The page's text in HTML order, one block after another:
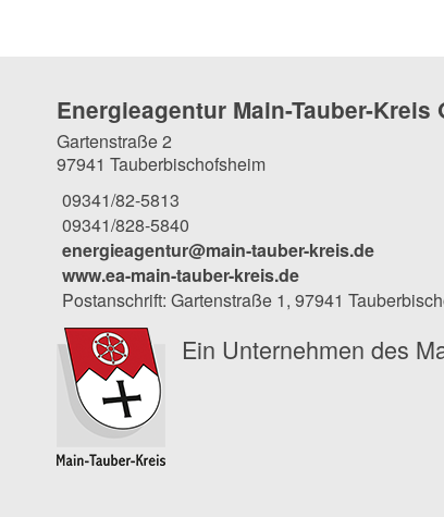
Energieagentur Main-Tauber-Kreis
Gartenstraße 2
97941 Tauberbischofsheim
09341/82-5813
09341/828-5840
energieagentur@main-tauber-kreis.de
www.ea-main-tauber-kreis.de
Postanschrift: Gartenstraße 1, 97941
Ein Unternehmen des